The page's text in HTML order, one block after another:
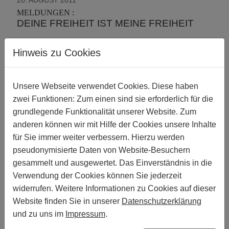
MELDUNGEN :
DEINE FREIHEIT IST MEINE FREIHEIT
MELDUNGEN | AFRIKA :
PROUDLY AFRICAN & TRANSGENDER A
JUSTICE
MELDUNGEN | INDIEN :
INDISCHER MINISTER BEZEICHNET
HOMOSEXUALITÄT ALS »KRANKHEIT«
25. JULI 2011
MELDUNGEN | GHANA :
GHANA: REGIERUNGSMINISTER MUSS
SEINE FORDERUNGEN NACH DER
VERHAFTUNG SCHWULER MÄNNER
UND LESBISCHER FRAUEN
Hinweis zu Cookies
Unsere Webseite verwendet Cookies. Diese haben
zwei Funktionen: Zum einen sind sie erforderlich für die
grundlegende Funktionalität unserer Website. Zum
anderen können wir mit Hilfe der Cookies unsere Inhalte
für Sie immer weiter verbessern. Hierzu werden
pseudonymisierte Daten von Website-Besuchern
gesammelt und ausgewertet. Das Einverständnis in die
Verwendung der Cookies können Sie jederzeit
widerrufen. Weitere Informationen zu Cookies auf dieser
Website finden Sie in unserer Datenschutzerklärung
und zu uns im Impressum.